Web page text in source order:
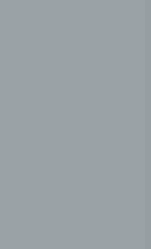
Verarbeitung
automatisierten
diese